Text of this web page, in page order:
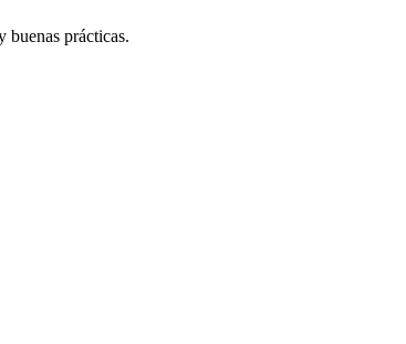
buenas prácticas.